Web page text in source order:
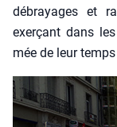
débrayages et
exer­çant dans
mée de leur